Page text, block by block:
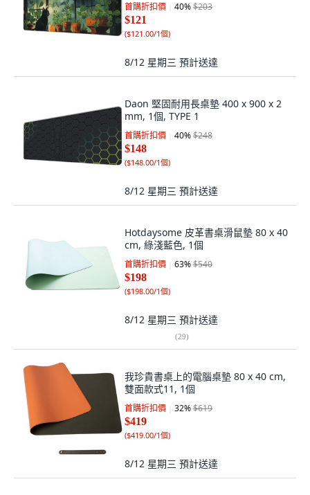
首購折扣價 40%$203
$121
($121.00/1個)
8/12 星期三 預計送達
Daon 堅固耐用長桌墊 400 x 900 x 2
mm, 1個, TYPE 1
首購折扣價 40%$248
$148
($148.00/1個)
8/12 星期三 預計送達
Hotdaysome 皮革書桌滑鼠墊 80 x 40
cm, 綠淺藍色, 1個
首購折扣價 63%$540
$198
($198.00/1個)
8/12 星期三 預計送達
(29)
我珍貴書桌上的電腦桌墊 80 x 40 cm,
雙面款式11, 1個
首購折扣價 32%$619
$419
($419.00/1個)
8/12 星期三 預計送達